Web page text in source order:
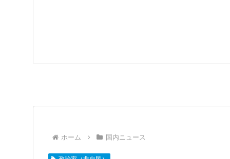
ホーム 国内ニュース